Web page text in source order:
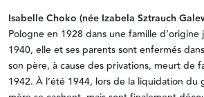
Isabelle Choko (née Izabela Sztrauch
Pologne en 1928 dans une famille d’origine
1940, elle et ses parents sont enfermés
son père, à cause des privations, meurt de
1942. À l’été 1944, lors de la liquidation du